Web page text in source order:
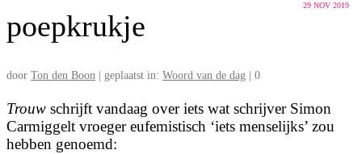
29 NOV 2019
poepkrukje
door Ton den Boon geplaatst in: Woord van de dag 0
Trouw schrijft vandaag over iets wat schrijver Simon
Carmiggelt vroeger eufemistisch ‘iets menselijks’ zou
hebben genoemd: